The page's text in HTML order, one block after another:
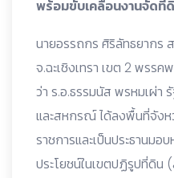
พร้อมขับเคลื่อนงานจัดที่
นายอรรถกร ศิริลัทธยากร
จ.ฉะเชิงเทรา เขต 2 พรร
ว่า ร.อ.ธรรมนัส พรหมเผ่า
และสหกรณ์ ได้ลงพื้นที่จังห
ราชการและเป็นประธานม
ประโยชน์ในเขตปฏิรูปที่ดิน